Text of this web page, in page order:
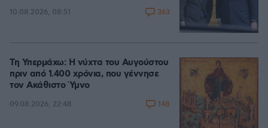
10.08.2026, 08:51 363
Τη Υπερμάχω: Η νύχτα του Αυγούστου
πριν από 1.400 χρόνια, που γέννησε
τον Ακάθιστο Ύμνο
09.08.2026, 22:48 148